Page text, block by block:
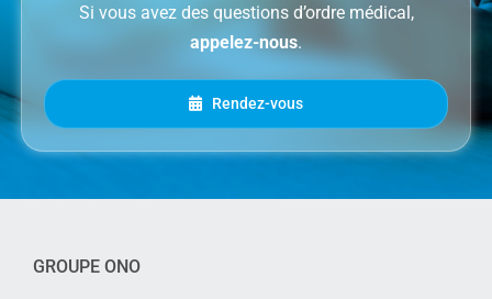
Si vous avez des questions d’ordre médical,
appelez-nous.
Rendez-vous
GROUPE ONO